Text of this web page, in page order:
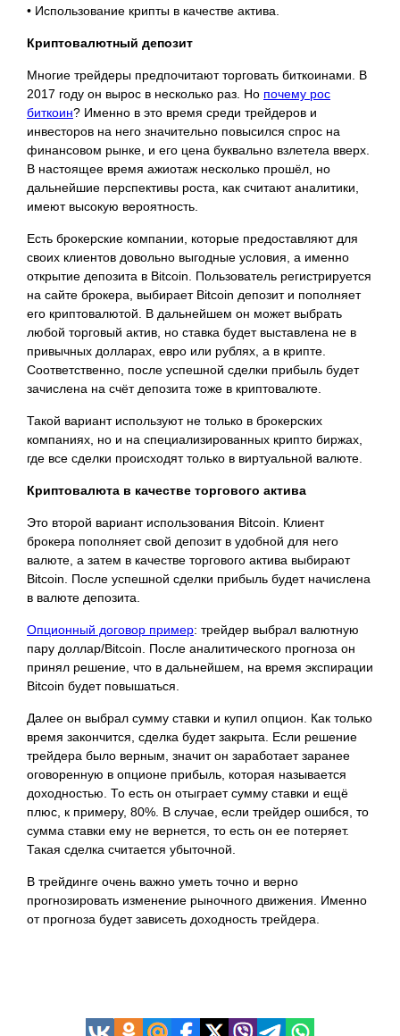
• Использование крипты в качестве актива.
Криптовалютный депозит
Многие трейдеры предпочитают торговать биткоинами. В
2017 году он вырос в несколько раз. Но почему рос
биткоин? Именно в это время среди трейдеров и
инвесторов на него значительно повысился спрос на
финансовом рынке, и его цена буквально взлетела вверх.
В настоящее время ажиотаж несколько прошёл, но
дальнейшие перспективы роста, как считают аналитики,
имеют высокую вероятность.
Есть брокерские компании, которые предоставляют для
своих клиентов довольно выгодные условия, а именно
открытие депозита в Bitcoin. Пользователь регистрируется
на сайте брокера, выбирает Bitcoin депозит и пополняет
его криптовалютой. В дальнейшем он может выбрать
любой торговый актив, но ставка будет выставлена не в
привычных долларах, евро или рублях, а в крипте.
Соответственно, после успешной сделки прибыль будет
зачислена на счёт депозита тоже в криптовалюте.
Такой вариант используют не только в брокерских
компаниях, но и на специализированных крипто биржах,
где все сделки происходят только в виртуальной валюте.
Криптовалюта в качестве торгового актива
Это второй вариант использования Bitcoin. Клиент
брокера пополняет свой депозит в удобной для него
валюте, а затем в качестве торгового актива выбирают
Bitcoin. После успешной сделки прибыль будет начислена
в валюте депозита.
Опционный договор пример: трейдер выбрал валютную
пару доллар/Bitcoin. После аналитического прогноза он
принял решение, что в дальнейшем, на время экспирации
Bitcoin будет повышаться.
Далее он выбрал сумму ставки и купил опцион. Как только
время закончится, сделка будет закрыта. Если решение
трейдера было верным, значит он заработает заранее
оговоренную в опционе прибыль, которая называется
доходностью. То есть он отыграет сумму ставки и ещё
плюс, к примеру, 80%. В случае, если трейдер ошибся, то
сумма ставки ему не вернется, то есть он ее потеряет.
Такая сделка считается убыточной.
В трейдинге очень важно уметь точно и верно
прогнозировать изменение рыночного движения. Именно
от прогноза будет зависеть доходность трейдера.